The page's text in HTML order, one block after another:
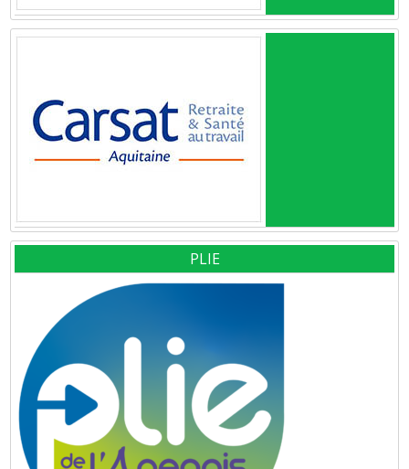
PLIE